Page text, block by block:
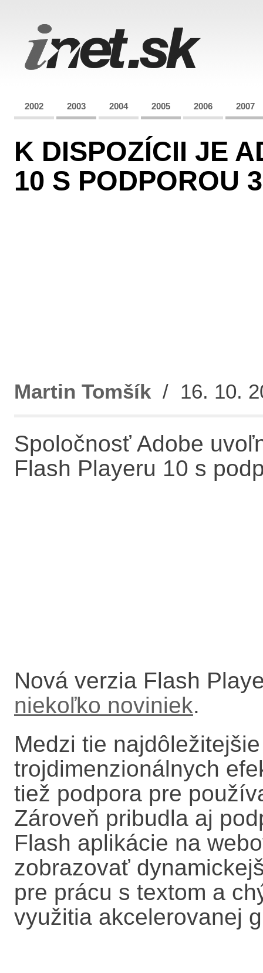
2002 2003 2004 2005 2006 2007
K DISPOZÍCII JE
10 S PODPOROU
Martin Tomšík / 16. 10.
Spoločnosť Adobe
Flash Playeru 10 s
Nová verzia Flash
niekoľko noviniek.
Medzi tie
trojdimenzionálnych
tiež podpora pre
Zároveň pribudla aj
Flash aplikácie na
zobrazovať
pre prácu s textom a
využitia akcelerovanej